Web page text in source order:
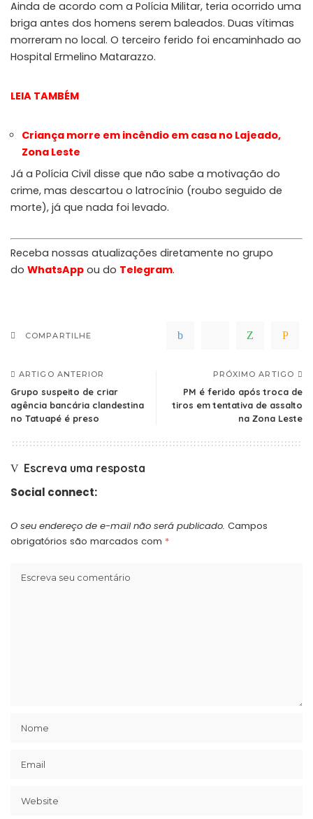
Ainda de acordo com a Polícia Militar, teria ocorrido uma
briga antes dos homens serem baleados. Duas vítimas
morreram no local. O terceiro ferido foi encaminhado ao
Hospital Ermelino Matarazzo.
LEIA TAMBÉM
Criança morre em incêndio em casa no Lajeado,
Zona Leste
Já a Polícia Civil disse que não sabe a motivação do
crime, mas descartou o latrocínio (roubo seguido de
morte), já que nada foi levado.
Receba nossas atualizações diretamente no grupo
do WhatsApp ou do Telegram.
COMPARTILHE
ARTIGO ANTERIOR
Grupo suspeito de criar
agência bancária clandestina
no Tatuapé é preso
PRÓXIMO ARTIGO
PM é ferido após troca de
tiros em tentativa de assalto
na Zona Leste
Escreva uma resposta
Social connect:
O seu endereço de e-mail não será publicado. Campos
obrigatórios são marcados com *